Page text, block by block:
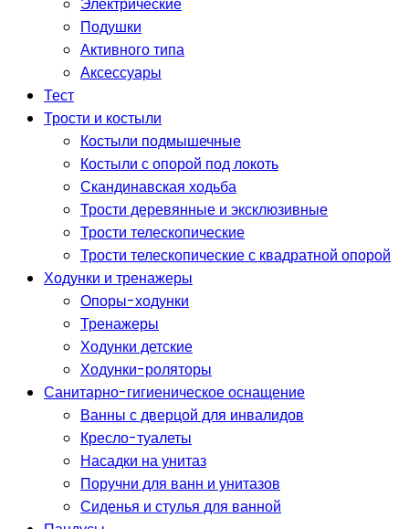
Подушки
Активного типа
Аксессуары
Тест
Трости и костыли
Костыли подмышечные
Костыли с опорой под локоть
Скандинавская ходьба
Трости деревянные и эксклюзивные
Трости телескопические
Трости телескопические с квадратной опорой
Ходунки и тренажеры
Опоры-ходунки
Тренажеры
Ходунки детские
Ходунки-роляторы
Санитарно-гигиеническое оснащение
Ванны с дверцой для инвалидов
Кресло-туалеты
Насадки на унитаз
Поручни для ванн и унитазов
Сиденья и стулья для ванной